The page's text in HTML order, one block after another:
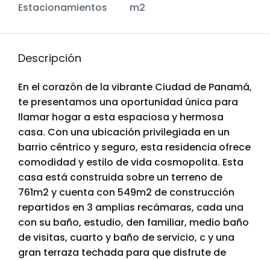
Estacionamientos
m2
Descripción
En el corazón de la vibrante Ciudad de Panamá,
te presentamos una oportunidad única para
llamar hogar a esta espaciosa y hermosa
casa. Con una ubicación privilegiada en un
barrio céntrico y seguro, esta residencia ofrece
comodidad y estilo de vida cosmopolita. Esta
casa está construida sobre un terreno de
761m2 y cuenta con 549m2 de construcción
repartidos en 3 amplias recámaras, cada una
con su baño, estudio, den familiar, medio baño
de visitas, cuarto y baño de servicio, c y una
gran terraza techada para que disfrute de